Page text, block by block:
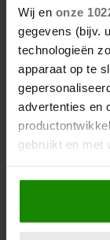
Wij en onze
gegevens (bijv.
technologieën
apparaat op te
advertenties en
gebruikt en met
Als u het
locatie, die